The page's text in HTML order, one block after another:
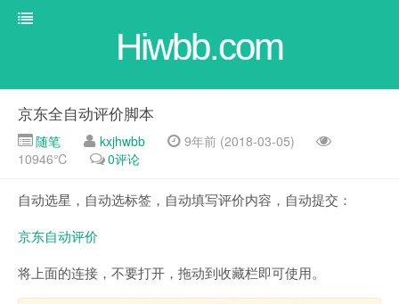
Hiwbb.com
京东全自动评价脚本
随笔 kxjhwbb
9年前 (2018-03-05)
10946℃
0评论
自动选星，自动选标签，自动填写评价内容，自动提交：
京东自动评价
将上面的连接，不要打开，拖动到收藏栏即可使用。